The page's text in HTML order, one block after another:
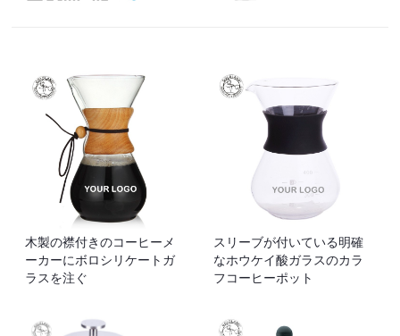
木製の襟付きのコーヒーメ
ーカーにボロシリケートガ
ラスを注ぐ
スリーブが付いている明確
なホウケイ酸ガラスのカラ
フコーヒーポット